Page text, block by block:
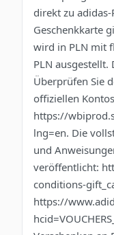
direkt zu
Geschenkkarte
wird in PLN mit
PLN ausgestellt.
Überprüfen Sie
offiziellen
https://
lng=en. Die
und
veröffentlicht:
conditions-
https://